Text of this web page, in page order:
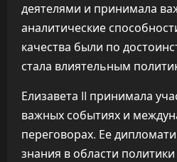
деятелями и принимала
аналитические
качества были по
стала влиятельным
Елизавета II принимала
важных событиях и
переговорах. Ее
знания в области